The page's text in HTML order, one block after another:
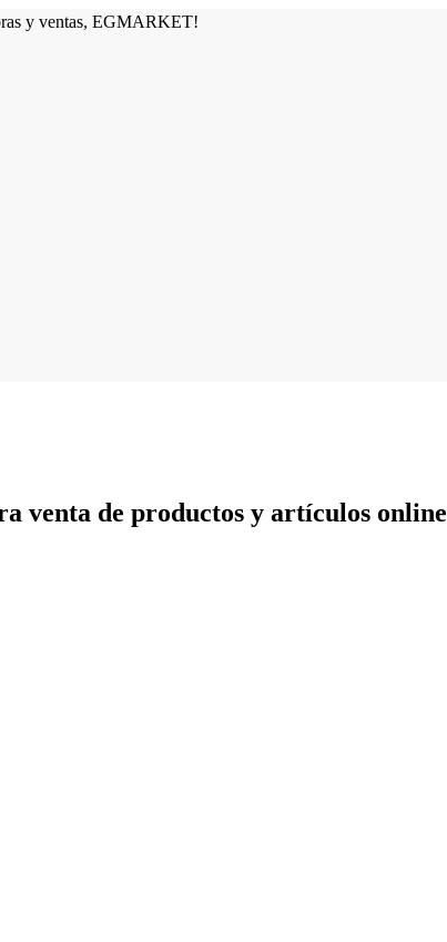
y ventas, EGMARKET!
venta de productos y artículos online